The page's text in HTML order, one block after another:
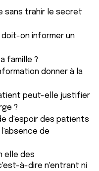
sans trahir le secret
on informer un
famille ?
donner à la
peut-elle justifier
?
d'espoir des patients
de
elle des
à-dire n'entrant ni